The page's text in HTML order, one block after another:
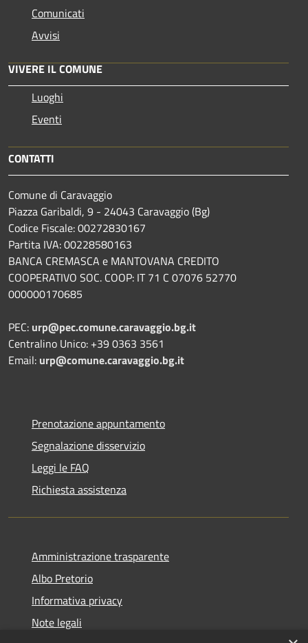
Comunicati
Avvisi
VIVERE IL COMUNE
Luoghi
Eventi
CONTATTI
Comune di Caravaggio
Piazza Garibaldi, 9 - 24043 Caravaggio (Bg)
Codice Fiscale: 00272830167
Partita IVA: 00228580163
BANCA CREMASCA e MANTOVANA CREDITO
COOPERATIVO SOC. COOP: IT 71 C 07076 52770
000000170685
PEC: urp@pec.comune.caravaggio.bg.it
Centralino Unico: +39 0363 3561
Email: urp@comune.caravaggio.bg.it
Prenotazione appuntamento
Segnalazione disservizio
Leggi le FAQ
Richiesta assistenza
Amministrazione trasparente
Albo Pretorio
Informativa privacy
Note legali